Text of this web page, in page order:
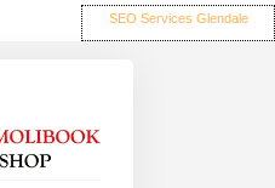
SEO Services Glendale